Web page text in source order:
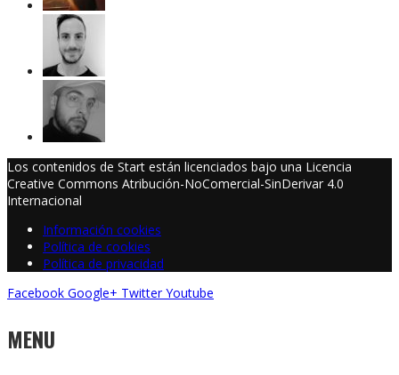
Los contenidos de Start están licenciados bajo una Licencia
Creative Commons Atribución-NoComercial-SinDerivar 4.0
Internacional
Información cookies
Política de cookies
Política de privacidad
Facebook Google+ Twitter Youtube
MENU